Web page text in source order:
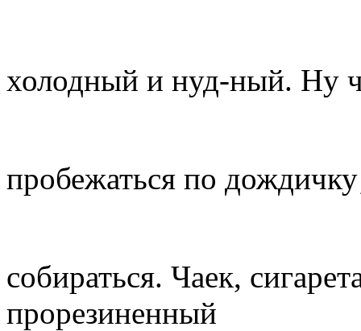
холодный и нуд-ный. Ну
пробежаться по
собираться. Чаек,
прорезиненный